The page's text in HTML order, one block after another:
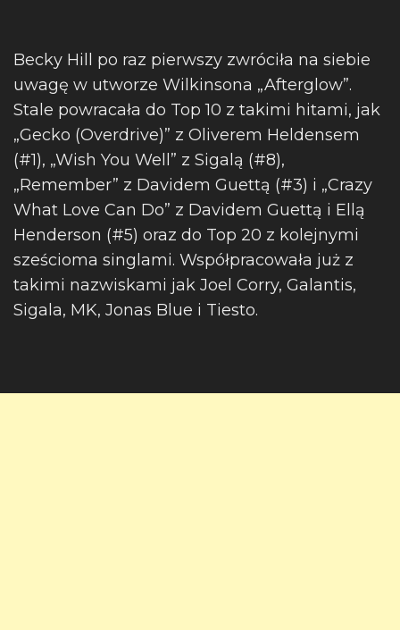
Becky Hill po raz pierwszy zwróciła na siebie
uwagę w utworze Wilkinsona „Afterglow”.
Stale powracała do Top 10 z takimi hitami, jak
„Gecko (Overdrive)” z Oliverem Heldensem
(#1), „Wish You Well” z Sigalą (#8),
„Remember” z Davidem Guettą (#3) i „Crazy
What Love Can Do” z Davidem Guettą i Ellą
Henderson (#5) oraz do Top 20 z kolejnymi
sześcioma singlami. Współpracowała już z
takimi nazwiskami jak Joel Corry, Galantis,
Sigala, MK, Jonas Blue i Tiesto.